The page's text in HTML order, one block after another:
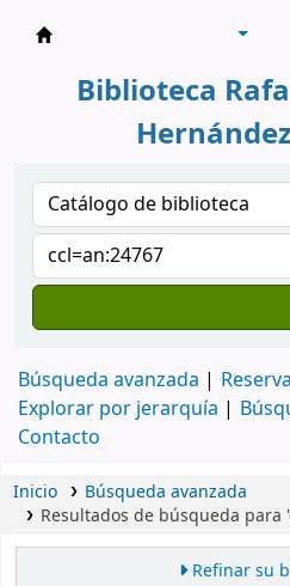
Biblioteca
Búsqueda avanzada
Explorar por jerarquía
Contacto
Inicio
Búsqueda avanzada
Resultados de búsqueda para
Refinar su